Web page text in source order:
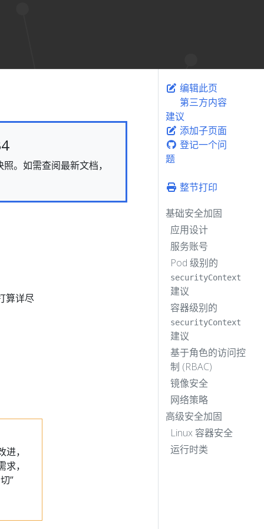
。如需查阅最新文档，
算详尽
，
，
”
编辑此页
第三方内容
建议
添加子页面
登记一个问
题
整节打印
基础安全加固
应用设计
服务账号
Pod 级别的
securityContext
建议
容器级别的
securityContext
建议
基于角色的访问控
制 (RBAC)
镜像安全
网络策略
高级安全加固
Linux 容器安全
运行时类